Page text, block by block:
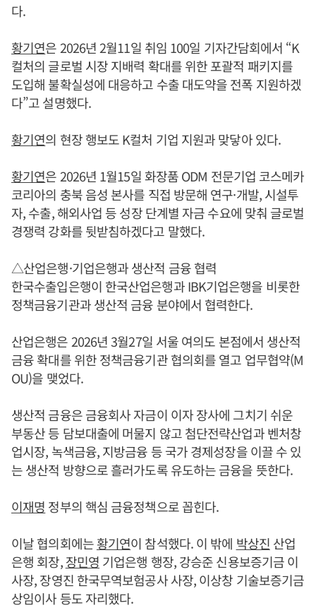
다.
황기연은 2026년 2월11일 취임 100일 기자간담회에서 “K
컬처의 글로벌 시장 지배력 확대를 위한 포괄적 패키지를
도입해 불확실성에 대응하고 수출 대도약을 전폭 지원하겠
다”고 설명했다.
황기연의 현장 행보도 K컬처 기업 지원과 맞닿아 있다.
황기연은 2026년 1월15일 화장품 ODM 전문기업 코스메카
코리아의 충북 음성 본사를 직접 방문해 연구·개발, 시설투
자, 수출, 해외사업 등 성장 단계별 자금 수요에 맞춰 글로벌
경쟁력 강화를 뒷받침하겠다고 말했다.
△산업은행·기업은행과 생산적 금융 협력
한국수출입은행이 한국산업은행과 IBK기업은행을 비롯한
정책금융기관과 생산적 금융 분야에서 협력한다.
산업은행은 2026년 3월27일 서울 여의도 본점에서 생산적
금융 확대를 위한 정책금융기관 협의회를 열고 업무협약(M
OU)을 맺었다.
생산적 금융은 금융회사 자금이 이자 장사에 그치기 쉬운
부동산 등 담보대출에 머물지 않고 첨단전략산업과 벤처창
업시장, 녹색금융, 지방금융 등 국가 경제성장을 이끌 수 있
는 생산적 방향으로 흘러가도록 유도하는 금융을 뜻한다.
이재명 정부의 핵심 금융정책으로 꼽힌다.
이날 협의회에는황기연이 참석했다. 이 밖에 박상진 산업
은행 회장,장민영 기업은행 행장, 강승준 신용보증기금 이
사장, 장영진 한국무역보험공사 사장, 이상창 기술보증기금
상임이사 등도 자리했다.